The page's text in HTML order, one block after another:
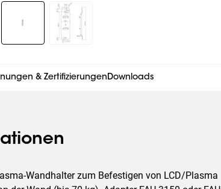
Slide 1 of 2
& ZertifizierungenDownloads
Wandhalter zum Befestigen von LCD/Plasma